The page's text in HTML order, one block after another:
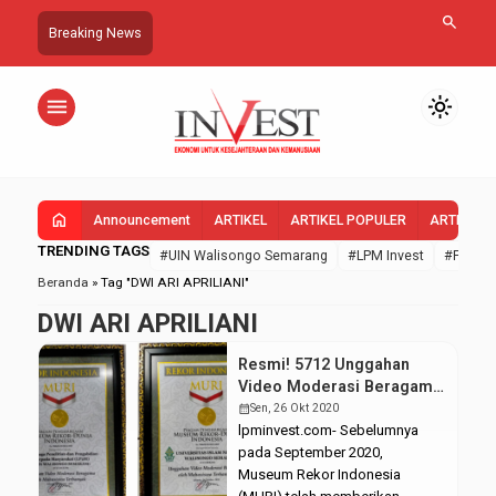
Breaking News search
menu light_mode
home Announcement ARTIKEL ARTIKEL POPULER ARTIKEL
TRENDING TAGS #UIN Walisongo Semarang #LPM Invest
#FEBI
Beranda » Tag "DWI ARI APRILIANI"
DWI ARI APRILIANI
Resmi! 5712 Unggahan
Video Moderasi Beragama
Raih Rekor MURI
calendar_monthSen, 26 Okt 2020
lpminvest.com- Sebelumnya
pada September 2020,
Museum Rekor Indonesia